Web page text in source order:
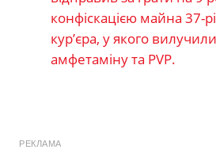
конфіскацією майна 37-
кур’єра, у якого
амфетаміну та PVP.
РЕКЛАМА